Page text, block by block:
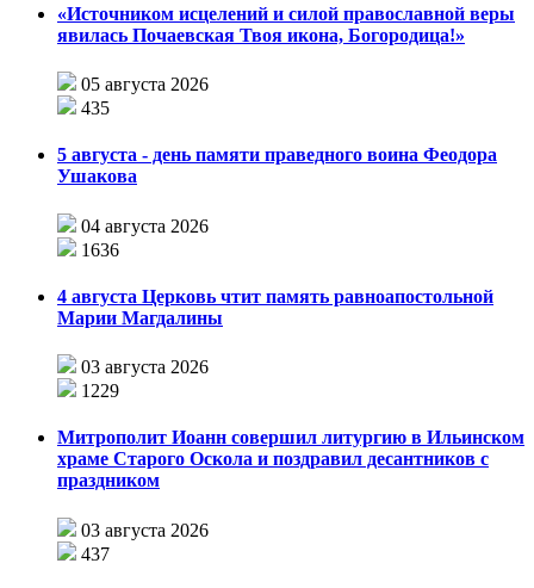
«Источником исцелений и силой православной веры
явилась Почаевская Твоя икона, Богородица!»
05 августа 2026
435
5 августа - день памяти праведного воина Феодора
Ушакова
04 августа 2026
1636
4 августа Церковь чтит память равноапостольной
Марии Магдалины
03 августа 2026
1229
Митрополит Иоанн совершил литургию в Ильинском
храме Старого Оскола и поздравил десантников с
праздником
03 августа 2026
437